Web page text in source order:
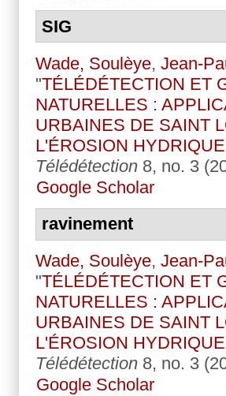
SIG
Wade, Soulèye, Jean-
"TÉLÉDÉTECTION ET
NATURELLES :
URBAINES DE SAINT
L'ÉROSION
Télédétection 8, no. 3
Google Scholar
ravinement
Wade, Soulèye, Jean-
"TÉLÉDÉTECTION ET
NATURELLES :
URBAINES DE SAINT
L'ÉROSION
Télédétection 8, no. 3
Google Scholar